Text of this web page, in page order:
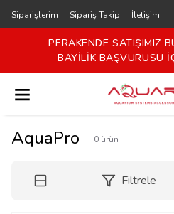
Siparişlerim Sipariş Takip İletişim
PERAKENDE SATIŞIMIZ
BAYİLİK BAŞVURUSU
AquaPro 0 ürün
Filtrele